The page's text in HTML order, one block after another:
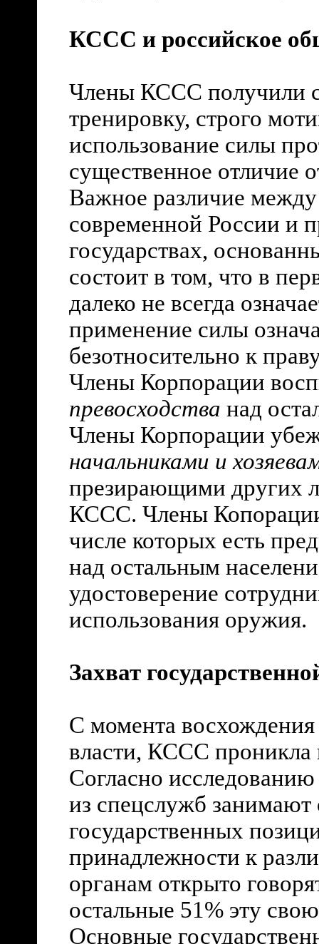
КССС и российское
Члены КССС получили
тренировку, строго
использование силы
существенное отличие
Важное различие
современной России и
государствах,
состоит в том, что в
далеко не всегда
применение силы
безотносительно к
Члены Корпорации
превосходства над
Члены Корпорации
начальниками и
презирающими других
КССС. Члены
числе которых есть
над остальным
удостоверение
использования оружия.
Захват
С момента
власти, КССС проникла
Согласно
из спецслужб
государственных
принадлежности к
органам открыто
остальные 51% эту
Основные